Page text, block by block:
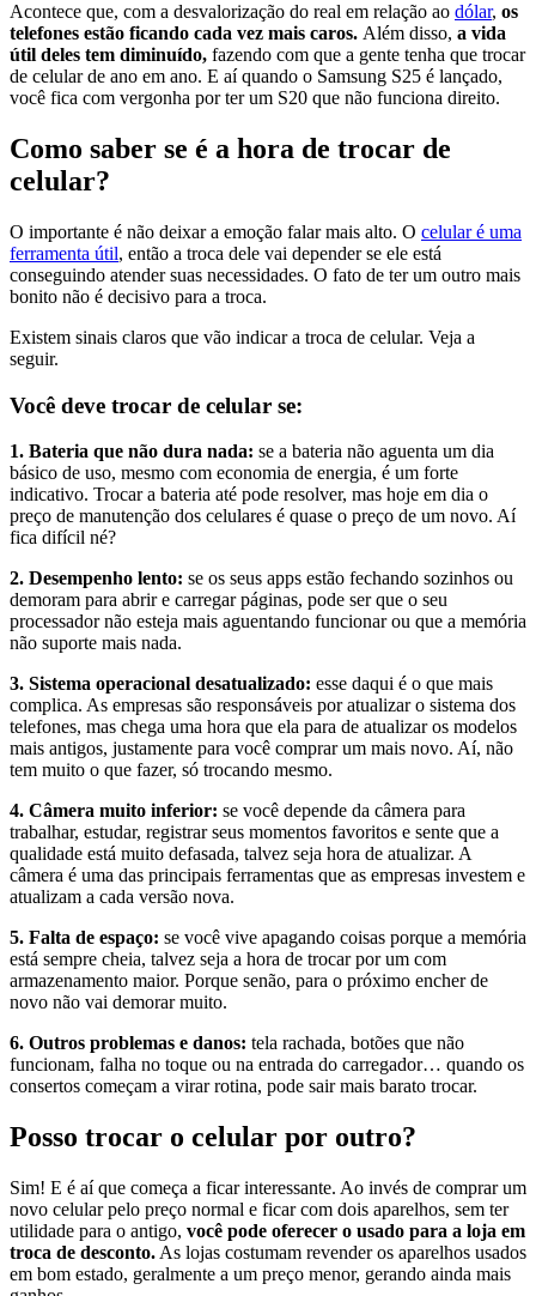
Acontece que, com a desvalorização do real em relação ao dólar, os
telefones estão ficando cada vez mais caros. Além disso, a vida
útil deles tem diminuído, fazendo com que a gente tenha que trocar
de celular de ano em ano. E aí quando o Samsung S25 é lançado,
você fica com vergonha por ter um S20 que não funciona direito.
Como saber se é a hora de trocar de
celular?
O importante é não deixar a emoção falar mais alto. O celular é uma
ferramenta útil, então a troca dele vai depender se ele está
conseguindo atender suas necessidades. O fato de ter um outro mais
bonito não é decisivo para a troca.
Existem sinais claros que vão indicar a troca de celular. Veja a
seguir.
Você deve trocar de celular se:
1. Bateria que não dura nada: se a bateria não aguenta um dia
básico de uso, mesmo com economia de energia, é um forte
indicativo. Trocar a bateria até pode resolver, mas hoje em dia o
preço de manutenção dos celulares é quase o preço de um novo. Aí
fica difícil né?
2. Desempenho lento: se os seus apps estão fechando sozinhos ou
demoram para abrir e carregar páginas, pode ser que o seu
processador não esteja mais aguentando funcionar ou que a memória
não suporte mais nada.
3. Sistema operacional desatualizado: esse daqui é o que mais
complica. As empresas são responsáveis por atualizar o sistema dos
telefones, mas chega uma hora que ela para de atualizar os modelos
mais antigos, justamente para você comprar um mais novo. Aí, não
tem muito o que fazer, só trocando mesmo.
4. Câmera muito inferior: se você depende da câmera para
trabalhar, estudar, registrar seus momentos favoritos e sente que a
qualidade está muito defasada, talvez seja hora de atualizar. A
câmera é uma das principais ferramentas que as empresas investem e
atualizam a cada versão nova.
5. Falta de espaço: se você vive apagando coisas porque a memória
está sempre cheia, talvez seja a hora de trocar por um com
armazenamento maior. Porque senão, para o próximo encher de
novo não vai demorar muito.
6. Outros problemas e danos: tela rachada, botões que não
funcionam, falha no toque ou na entrada do carregador… quando os
consertos começam a virar rotina, pode sair mais barato trocar.
Posso trocar o celular por outro?
Sim! E é aí que começa a ficar interessante. Ao invés de comprar um
novo celular pelo preço normal e ficar com dois aparelhos, sem ter
utilidade para o antigo, você pode oferecer o usado para a loja em
troca de desconto. As lojas costumam revender os aparelhos usados
em bom estado, geralmente a um preço menor, gerando ainda mais